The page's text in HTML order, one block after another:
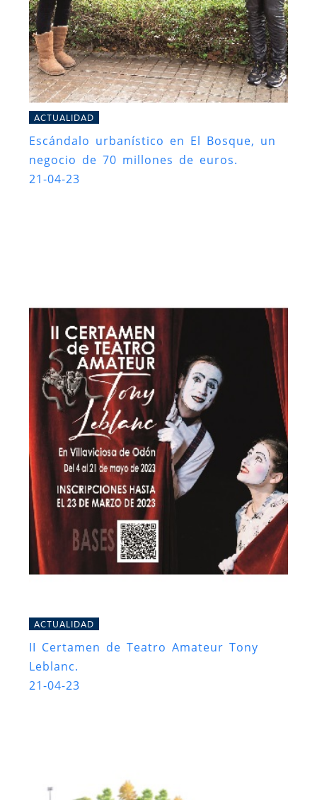
ACTUALIDAD
Escándalo urbanístico en El Bosque, un
negocio de 70 millones de euros.
21-04-23
ACTUALIDAD
II Certamen de Teatro Amateur Tony
Leblanc.
21-04-23